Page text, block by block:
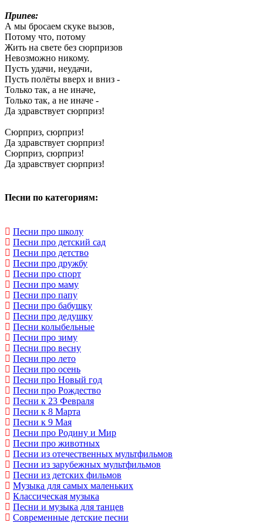
Припев:
А мы бросаем скуке вызов,
Потому что, потому
Жить на свете без сюрпризов
Невозможно никому.
Пусть удачи, неудачи,
Пусть полёты вверх и вниз -
Только так, а не иначе,
Только так, а не иначе -
Да здравствует сюрприз!
Сюрприз, сюрприз!
Да здравствует сюрприз!
Сюрприз, сюрприз!
Да здравствует сюрприз!
Песни по категориям:
Песни про школу
Песни про детский сад
Песни про детство
Песни про дружбу
Песни про спорт
Песни про маму
Песни про папу
Песни про бабушку
Песни про дедушку
Песни колыбельные
Песни про зиму
Песни про весну
Песни про лето
Песни про осень
Песни про Новый год
Песни про Рождество
Песни к 23 Февраля
Песни к 8 Марта
Песни к 9 Мая
Песни про Родину и Мир
Песни про животных
Песни из отечественных мультфильмов
Песни из зарубежных мультфильмов
Песни из детских фильмов
Музыка для самых маленьких
Классическая музыка
Песни и музыка для танцев
Современные детские песни